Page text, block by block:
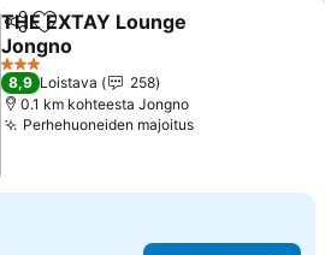
Jaa Lisää suosikkeihin
THE EXTAY Lounge
Jongno
Katso hinnat
3 Tähtiluokitus
8,9 Loistava
258
0.1 km kohteesta Jongno
Perhehuoneiden majoitusKatso hinnat